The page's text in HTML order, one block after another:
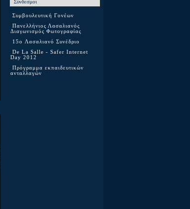
Σύνδεσμοι
Συμβουλευτική Γονέων
Πανελλήνιος Λασαλιανός
Διαγωνισμός Φωτογραφίας
15o Λασαλιανό Συνέδριο
De La Salle - Safer Internet
Day 2012
Πρόγραμμα εκπαιδευτικών
ανταλλαγών